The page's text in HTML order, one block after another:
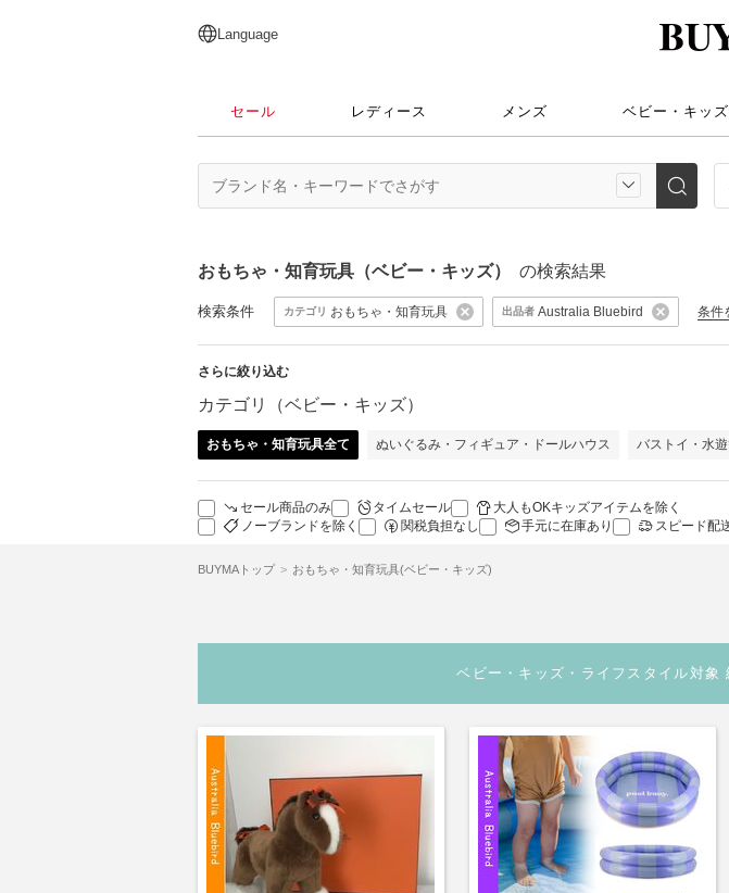
日本語
English
简体中文
繁體中文
Language
セール レディース メンズ ベビー・キッズ
おもちゃ・知育玩具（ベビー・キッズ） の検索結果
検索条件 カテゴリ おもちゃ・知育玩具 出品者 Australia Bluebird 条件
さらに絞り込む
カテゴリ（ベビー・キッズ）
おもちゃ・知育玩具全て ぬいぐるみ・フィギュア・ドールハウス バストイ・水
セール商品のみ タイムセール
大人もOKキッズアイテムを除く
ノーブランドを除く
関税負担なし 手元に在庫あり スピード配
BUYMAトップ おもちゃ・知育玩具(ベビー・キッズ)
ベビー・キッズ・ライフスタイル対象